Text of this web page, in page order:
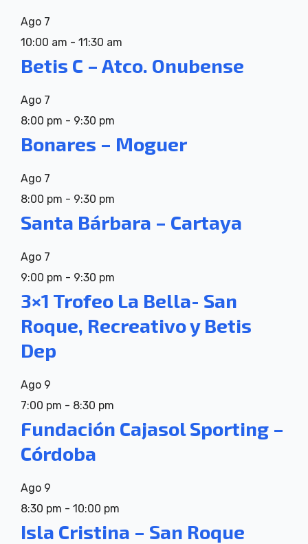
Ago 7
10:00 am - 11:30 am
Betis C – Atco. Onubense
Ago 7
8:00 pm - 9:30 pm
Bonares – Moguer
Ago 7
8:00 pm - 9:30 pm
Santa Bárbara – Cartaya
Ago 7
9:00 pm - 9:30 pm
3×1 Trofeo La Bella- San
Roque, Recreativo y Betis
Dep
Ago 9
7:00 pm - 8:30 pm
Fundación Cajasol Sporting –
Córdoba
Ago 9
8:30 pm - 10:00 pm
Isla Cristina – San Roque